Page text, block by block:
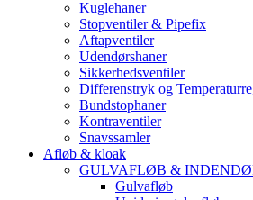
Kuglehaner
Stopventiler & Pipefix
Aftapventiler
Udendørshaner
Sikkerhedsventiler
Differenstryk og
Bundstophaner
Kontraventiler
Snavssamler
Afløb & kloak
GULVAFLØB &
Gulvafløb